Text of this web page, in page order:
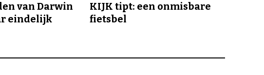
van Darwin
eindelijk
KIJK tipt: een onmisbare
fietsbel